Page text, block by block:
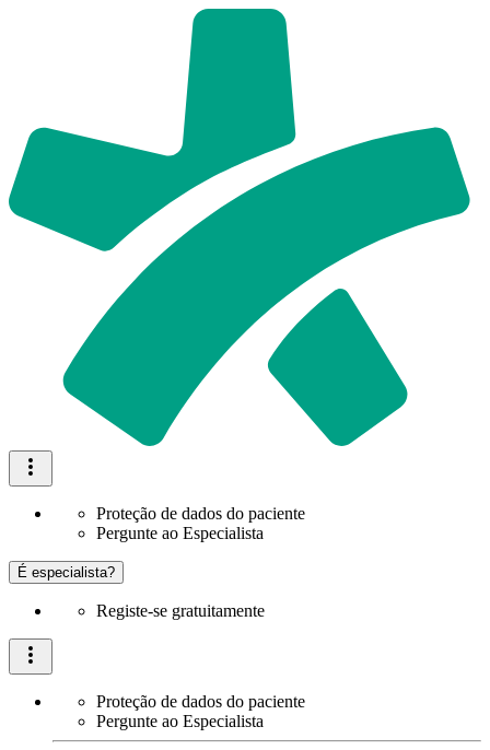
Proteção de dados do paciente
Pergunte ao Especialista
É especialista?
Registe-se gratuitamente
Proteção de dados do paciente
Pergunte ao Especialista